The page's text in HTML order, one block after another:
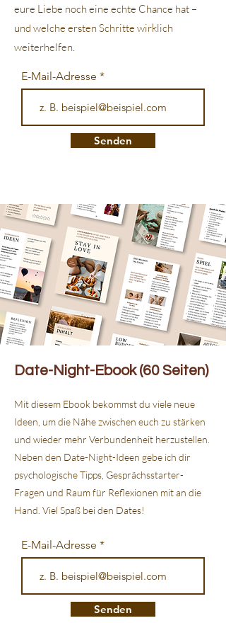
Date-Night-Ebook (60 Seiten)
Mit diesem Ebook bekommst du viele neue
Ideen, um die Nähe zwischen euch zu stärken
und wieder mehr Verbundenheit herzustellen.
Neben den Date-Night-Ideen gebe ich dir
psychologische Tipps, Gesprächsstarter-
Fragen und Raum für Reflexionen mit an die
Hand. Viel Spaß bei den Dates!
E-Mail-Adresse
Senden
eure Liebe noch eine echte Chance hat –
und welche ersten Schritte wirklich
weiterhelfen.
E-Mail-Adresse
Senden